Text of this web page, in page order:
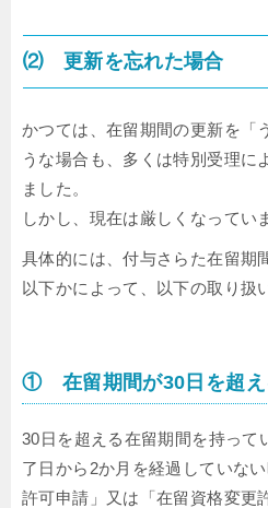
⑵ 更新を忘れた場合
かつては、在留期間の更新を「
うな場合も、多くは特別受理に
ました。
しかし、現在は厳しくなってい
具体的には、付与さらた在留期
以下かによって、以下の取り扱
① 在留期間が30日を超え
30日を超える在留期間を持って
了日から2か月を経過していな
許可申請」又は「在留資格変更